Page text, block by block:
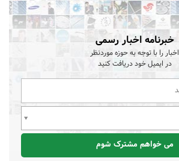
خبرنامه اخبار رسمی
اخبار را با توجه به حوزه موردنظر
در ایمیل خود دریافت کنید
می خواهم مشترک شوم